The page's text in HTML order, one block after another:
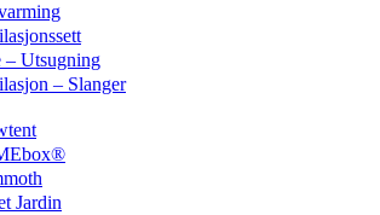
– Utsugning
– Slanger
Jardin